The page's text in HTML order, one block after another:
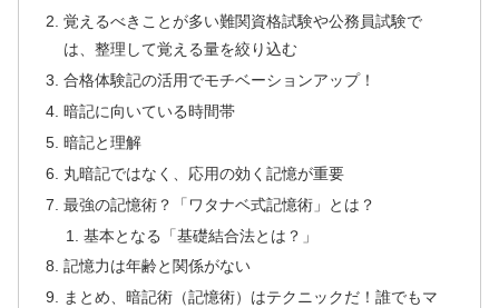
覚えるべきことが多い難関資格試験や公務員試験で
は、整理して覚える量を絞り込む
合格体験記の活用でモチベーションアップ！
暗記に向いている時間帯
暗記と理解
丸暗記ではなく、応用の効く記憶が重要
最強の記憶術？「ワタナベ式記憶術」とは？
基本となる「基礎結合法とは？」
記憶力は年齢と関係がない
まとめ、暗記術（記憶術）はテクニックだ！誰でもマ